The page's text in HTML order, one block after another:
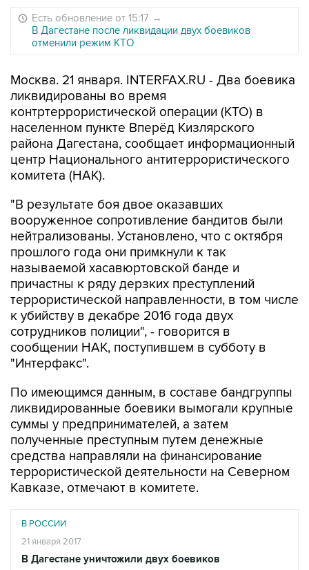
Есть обновление от 15:17 →
В Дагестане после ликвидации двух боевиков
отменили режим КТО
Москва. 21 января. INTERFAX.RU - Два боевика
ликвидированы во время
контртеррористической операции (КТО) в
населенном пункте Вперёд Кизлярского
района Дагестана, сообщает информационный
центр Национального антитеррористического
комитета (НАК).
"В результате боя двое оказавших
вооруженное сопротивление бандитов были
нейтрализованы. Установлено, что с октября
прошлого года они примкнули к так
называемой хасавюртовской банде и
причастны к ряду дерзких преступлений
террористической направленности, в том числе
к убийству в декабре 2016 года двух
сотрудников полиции", - говорится в
сообщении НАК, поступившем в субботу в
"Интерфакс".
По имеющимся данным, в составе бандгруппы
ликвидированные боевики вымогали крупные
суммы у предпринимателей, а затем
полученные преступным путем денежные
средства направляли на финансирование
террористической деятельности на Северном
Кавказе, отмечают в комитете.
В РОССИИ
21 января 2017
В Дагестане уничтожили двух боевиков